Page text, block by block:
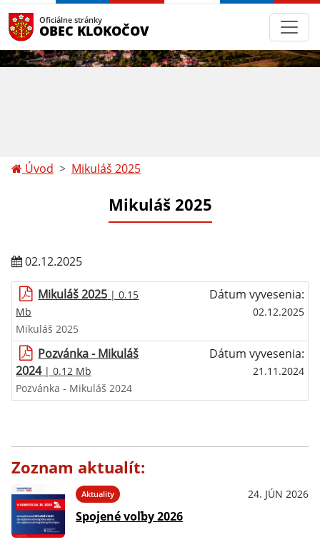
Oficiálne stránky
OBEC KLOKOČOV
Úvod Mikuláš 2025
Mikuláš 2025
02.12.2025
Mikuláš 2025 | 0.15
Mb
Dátum vyvesenia:
02.12.2025
Mikuláš 2025
Pozvánka - Mikuláš
2024| 0.12 Mb
Dátum vyvesenia:
21.11.2024
Pozvánka - Mikuláš 2024
Zoznam aktualít:
Aktuality 24. JÚN 2026
Spojené voľby 2026